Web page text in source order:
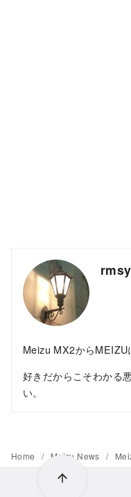
Meizu MX2からMEIZU
好きだからこそわかる
い。
Home Meizu News Meizu